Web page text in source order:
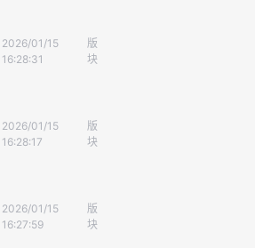
多米诺的古牌
2026/01/15
16:28:31
版
块
多米诺的古牌
2026/01/15
16:28:17
版
块
多米诺的古牌
2026/01/15
16:27:59
版
块